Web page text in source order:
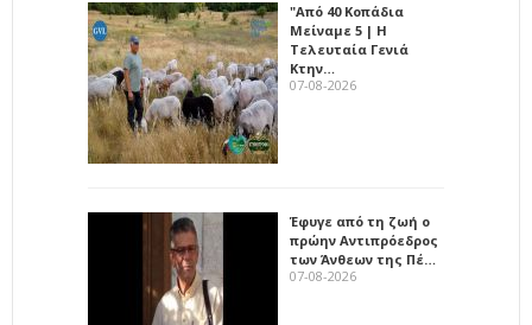
"Από 40 Κοπάδια
Μείναμε 5 | Η
Τελευταία Γενιά
Κτην…
07-08-2026
Έφυγε από τη ζωή ο
πρώην Αντιπρόεδρος
των Άνθεων της Πέ…
07-08-2026